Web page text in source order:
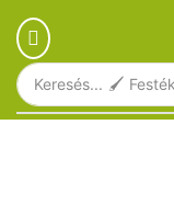
Keresés... 🖌️ Festék